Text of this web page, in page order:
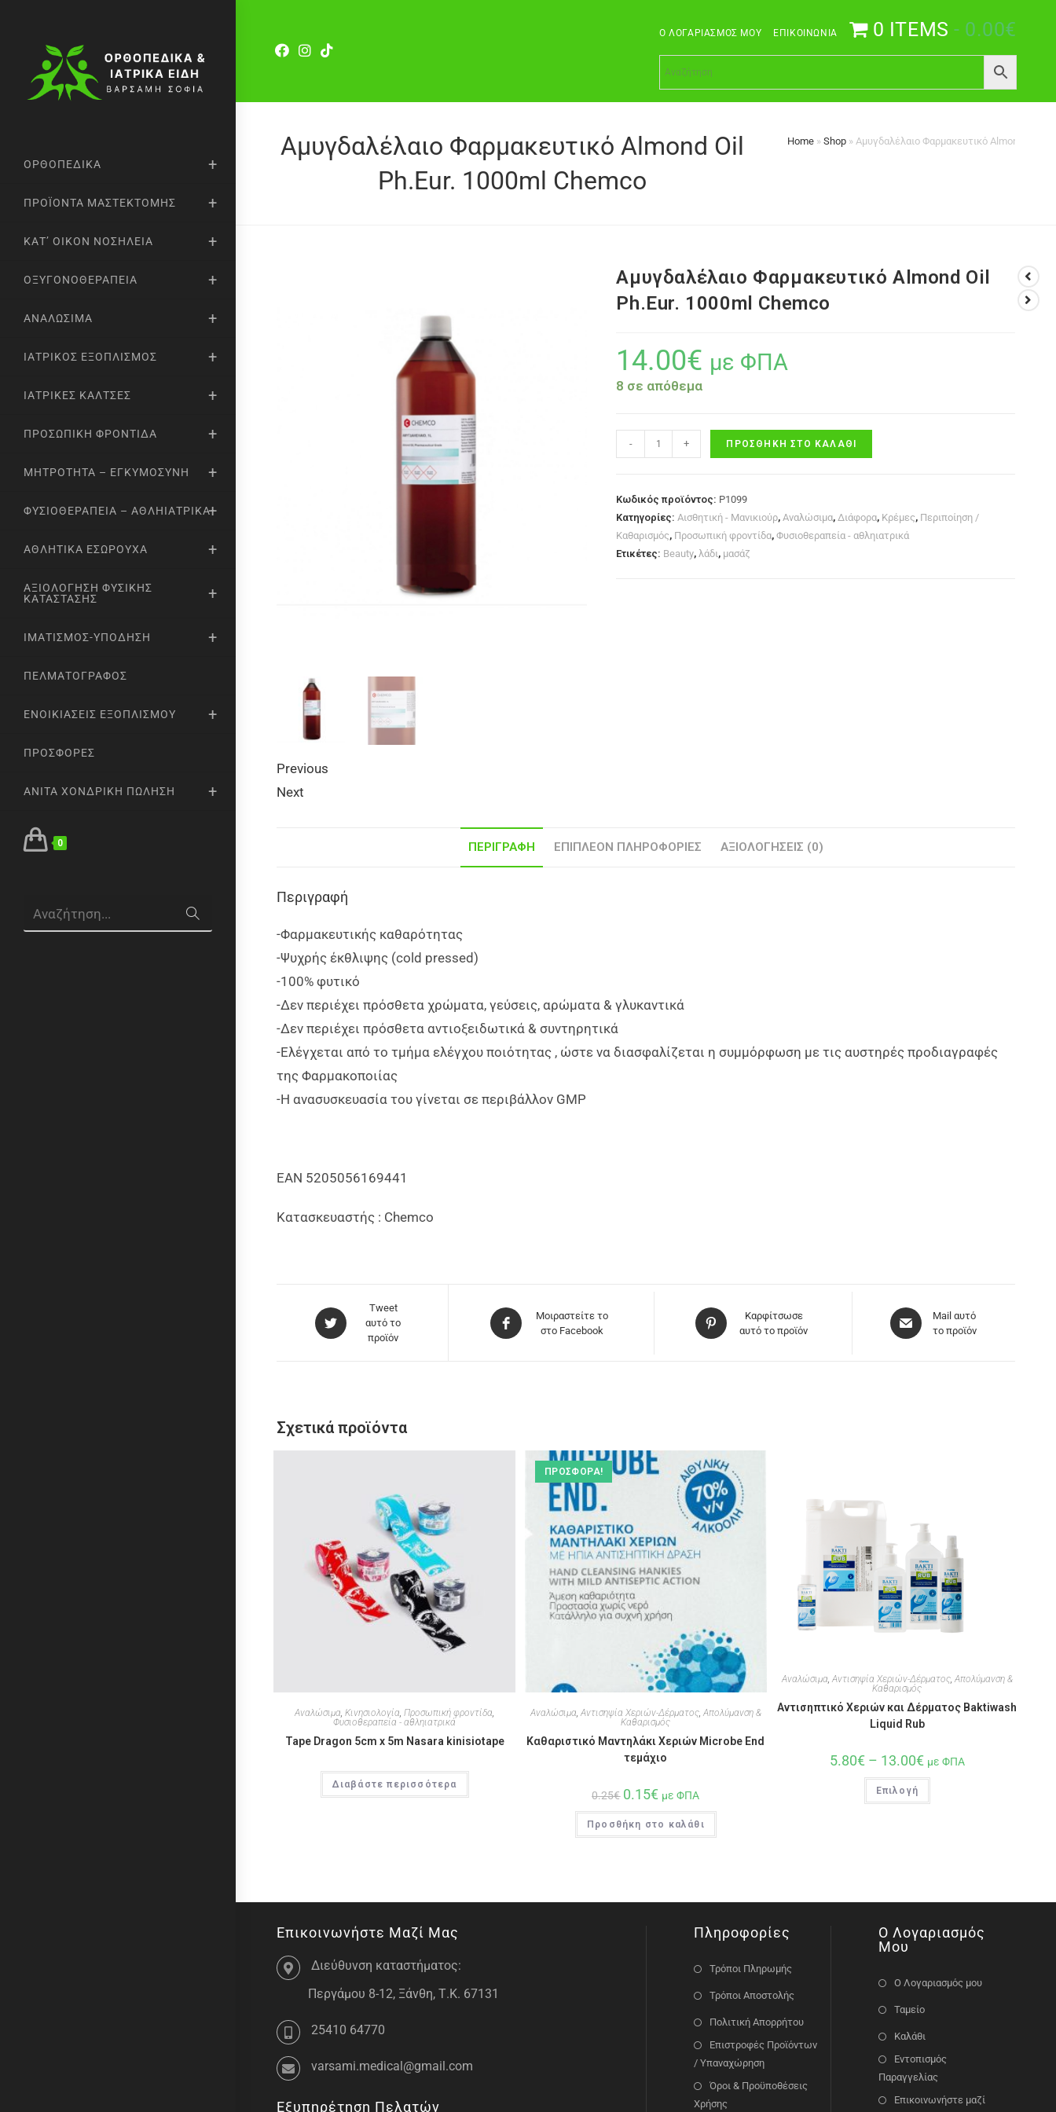
Ο ΛΟΓΑΡΙΑΣΜΌΣ ΜΟΥ ΕΠΙΚΟΙΝΩΝΊΑ 0 ITEMS 0.00€
ΟΡΘΟΠΕΔΙΚΆ
ΠΡΟΪΌΝΤΑ ΜΑΣΤΕΚΤΟΜΉΣ
ΚΑΤ’ ΟΊΚΟΝ ΝΟΣΗΛΕΊΑ
ΟΞΥΓΟΝΟΘΕΡΑΠΕΊΑ
ΑΝΑΛΏΣΙΜΑ
ΙΑΤΡΙΚΌΣ ΕΞΟΠΛΙΣΜΌΣ
ΙΑΤΡΙΚΈΣ ΚΆΛΤΣΕΣ
ΠΡΟΣΩΠΙΚΉ ΦΡΟΝΤΊΔΑ
ΜΗΤΡΌΤΗΤΑ – ΕΓΚΥΜΟΣΎΝΗ
ΦΥΣΙΟΘΕΡΑΠΕΊΑ – ΑΘΛΗΙΑΤΡΙΚΆ
ΑΘΛΗΤΙΚΆ ΕΣΏΡΟΥΧΑ
ΑΞΙΟΛΌΓΗΣΗ ΦΥΣΙΚΉΣ
ΚΑΤΆΣΤΑΣΗΣ
ΙΜΑΤΙΣΜΌΣ-ΥΠΌΔΗΣΗ
ΠΕΛΜΑΤΟΓΡΆΦΟΣ
ΕΝΟΙΚΙΆΣΕΙΣ ΕΞΟΠΛΙΣΜΟΎ
ΠΡΟΣΦΟΡΈΣ
ANITA ΧΟΝΔΡΙΚΉ ΠΏΛΗΣΗ
0
Αναζήτηση...
Αμυγδαλέλαιο Φαρμακευτικό Almond Oil
Ph.Eur. 1000ml Chemco
Home» Shop» Αμυγδαλέλαιο Φαρμακευτικό Almond Oil
Previous
Next
Αμυγδαλέλαιο Φαρμακευτικό Almond Oil
Ph.Eur. 1000ml Chemco
14.00€ με ΦΠΑ
8 σε απόθεμα
- + ΠΡΟΣΘΉΚΗ ΣΤΟ ΚΑΛΆΘΙ
Κωδικός προϊόντος: P1099
Κατηγορίες:Αισθητική - Μανικιούρ,Αναλώσιμα,Διάφορα, Κρέμες, Περιποίηση /
Καθαρισμός, Προσωπική φροντίδα,Φυσιοθεραπεία - αθληιατρικά
Ετικέτες: Beauty,λάδι, μασάζ
ΠΕΡΙΓΡΑΦΉ ΕΠΙΠΛΈΟΝ ΠΛΗΡΟΦΟΡΊΕΣ ΑΞΙΟΛΟΓΉΣΕΙΣ (0)
Περιγραφή
-Φαρμακευτικής καθαρότητας
-Ψυχρής έκθλιψης (cold pressed)
-100% φυτικό
-Δεν περιέχει πρόσθετα χρώματα, γεύσεις, αρώματα & γλυκαντικά
-Δεν περιέχει πρόσθετα αντιοξειδωτικά & συντηρητικά
-Ελέγχεται από το τμήμα ελέγχου ποιότητας , ώστε να διασφαλίζεται η συμμόρφωση με τις αυστηρές προδιαγραφές
της Φαρμακοποιίας
-Η ανασυσκευασία του γίνεται σε περιβάλλον GMP
EAN 5205056169441
Κατασκευαστής : Chemco
Tweet
αυτό το
προϊόν
Μοιραστείτε το
στο Facebook
Καρφίτσωσε
αυτό το προϊόν
Mail αυτό
το προϊόν
Σχετικά προϊόντα
Αναλώσιμα ,Κινησιολογία ,Προσωπική φροντίδα
Φυσιοθεραπεία - αθληιατρικά
Tape Dragon 5cm x 5m Nasara kinisiotape
Διαβάστε περισσότερα
ΠΡΟΣΦΟΡΆ!
Αναλώσιμα Αντισηψία Χεριών-Δέρματος, Απολύμανση &
Καθαρισμός
Καθαριστικό Μαντηλάκι Χεριών Microbe End
τεμάχιο
0.25€ 0.15€ με ΦΠΑ
Προσθήκη στο καλάθι
Αναλώσιμα, Αντισηψία Χεριών-Δέρματος, Απολύμανση &
Καθαρισμός
Αντισηπτικό Χεριών και Δέρματος Baktiwash
Liquid Rub
5.80€– 13.00€ με ΦΠΑ
Επιλογή
Επικοινωνήστε Μαζί Μας
Διεύθυνση καταστήματος:
Περγάμου 8-12, Ξάνθη, Τ.Κ. 67131
25410 64770
varsami.medical@gmail.com
Εξυπηρέτηση Πελατών
Πληροφορίες
Τρόποι Πληρωμής
Τρόποι Αποστολής
Πολιτική Απορρήτου
Επιστροφές Προϊόντων
/ Υπαναχώρηση
Όροι & Προϋποθέσεις
Χρήσης
Ο Λογαριασμός
Μου
Ο Λογαριασμός μου
Ταμείο
Καλάθι
Εντοπισμός
Παραγγελίας
Επικοινωνήστε μαζί